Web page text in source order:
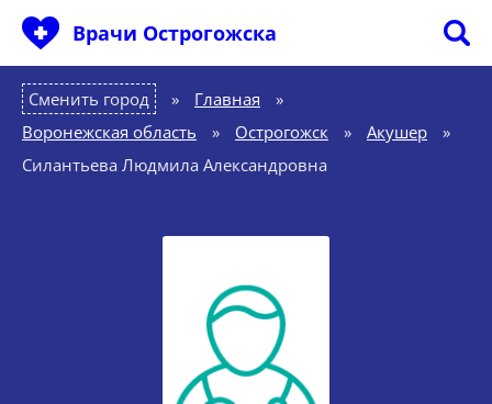
Врачи Острогожска
Сменить город Главная
»
Воронежская область
» Острогожск » Акушер
»
Силантьева Людмила Александровна